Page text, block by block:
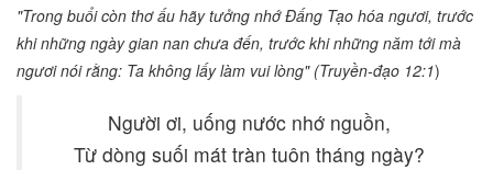
"Trong buổi còn thơ ấu hãy tưởng nhớ Đấng Tạo hóa ngươi, trước
khi những ngày gian nan chưa đến, trước khi những năm tới mà
ngươi nói rằng: Ta không lấy làm vui lòng" (Truyền-đạo 12:1)
Người ơi, uống nước nhớ nguồn,
Từ dòng suối mát tràn tuôn tháng ngày?